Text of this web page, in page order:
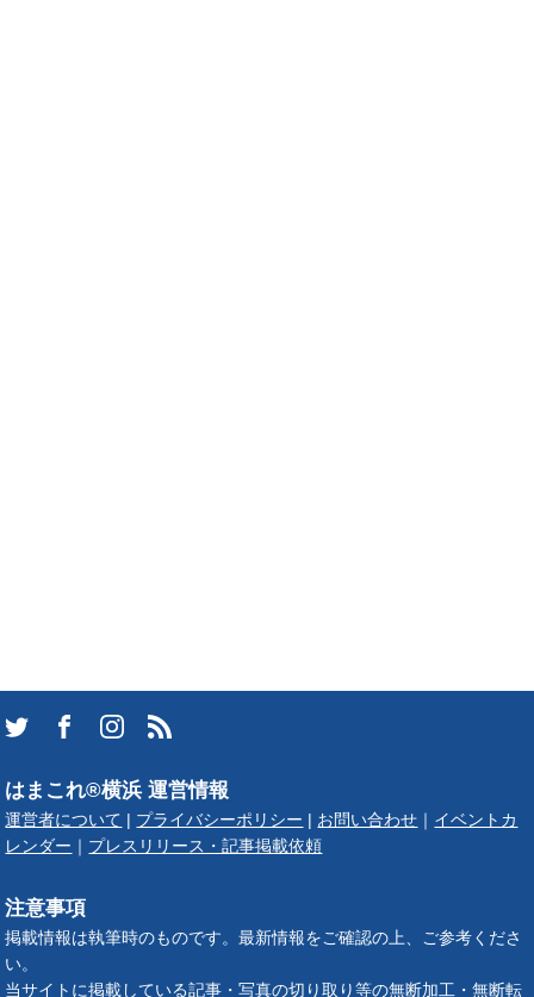
はまこれ®横浜 運営情報
運営者について プライバシーポリシー お問い合わせ
イベントカ
レンダー
プレスリリース・記事掲載依頼
注意事項
掲載情報は執筆時のものです。最新情報をご確認の上、ご参考くださ
い。
当サイトに掲載している記事・写真の切り取り等の無断加工・無断転